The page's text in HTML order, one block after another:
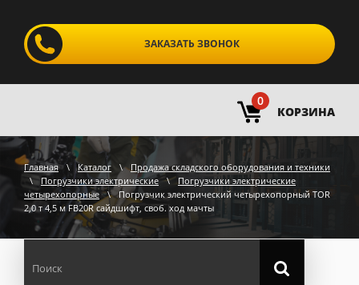
ЗАКАЗАТЬ ЗВОНОК
0
КОРЗИНА
Главная \ Каталог \
Продажа складского оборудования и техники
\
Погрузчики электрические \
Погрузчики электрические
четырехопорные
\ Погрузчик электрический четырехопорный TOR
2,0 т 4,5 м FB20R сайдшифт, своб. ход мачты